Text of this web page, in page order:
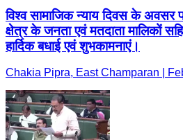
विश्व सामाजिक न्याय दिवस के अवसर
क्षेत्र के जनता एवं मतदाता मालिकों
हार्दिक बधाई एवं शुभकामनाएं।
Chakia Pipra, East Champaran |